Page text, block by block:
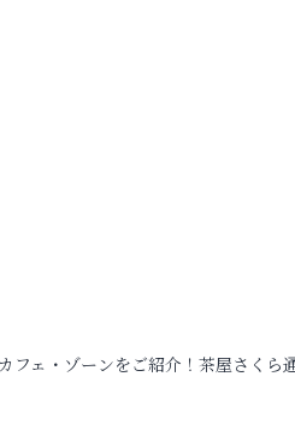
フェ・ゾーンをご紹介！茶屋さくら